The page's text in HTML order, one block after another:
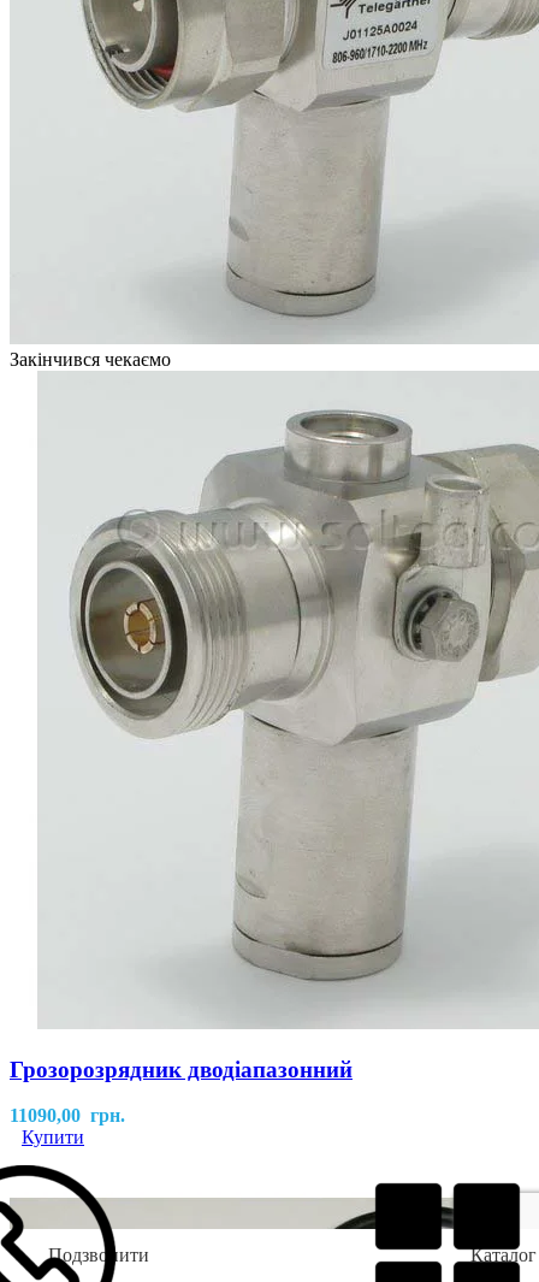
Закінчився чекаємо
Грозорозрядник дводіапазонний
11090,00 грн.
Купити
Подзвонити Каталог